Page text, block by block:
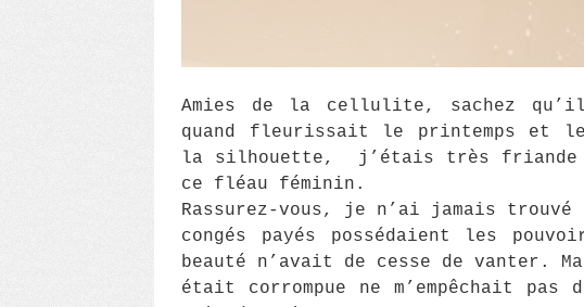
Amies de la cellulite, sachez
quand fleurissait le printemps et
la silhouette, j’étais très friande
ce fléau féminin.
Rassurez-vous, je n’ai jamais trouvé
congés payés possédaient les
beauté n’avait de cesse de vanter.
était corrompue ne m’empêchait